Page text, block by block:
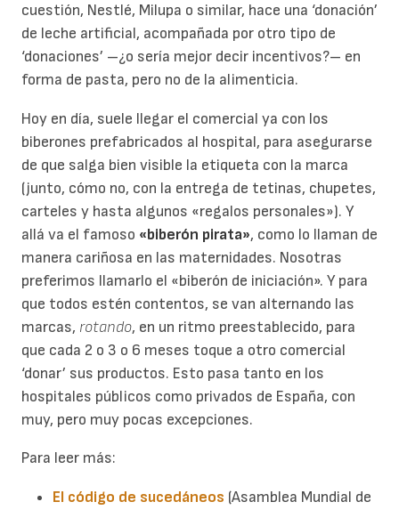
cuestión, Nestlé, Milupa o similar, hace una ‘donación’
de leche artificial, acompañada por otro tipo de
‘donaciones’ –¿o sería mejor decir incentivos?– en
forma de pasta, pero no de la alimenticia.
Hoy en día, suele llegar el comercial ya con los
biberones prefabricados al hospital, para asegurarse
de que salga bien visible la etiqueta con la marca
(junto, cómo no, con la entrega de tetinas, chupetes,
carteles y hasta algunos «regalos personales»). Y
allá va el famoso «biberón pirata», como lo llaman de
manera cariñosa en las maternidades. Nosotras
preferimos llamarlo el «biberón de iniciación». Y para
que todos estén contentos, se van alternando las
marcas, rotando, en un ritmo preestablecido, para
que cada 2 o 3 o 6 meses toque a otro comercial
‘donar’ sus productos. Esto pasa tanto en los
hospitales públicos como privados de España, con
muy, pero muy pocas excepciones.
Para leer más:
El código de sucedáneos (Asamblea Mundial de